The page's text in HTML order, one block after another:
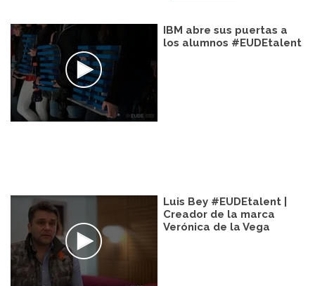
IBM abre sus puertas a
los alumnos #EUDEtalent
Luis Bey #EUDEtalent |
Creador de la marca
Verónica de la Vega